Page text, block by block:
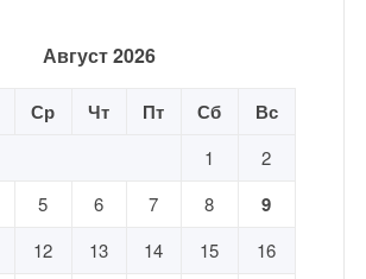
Август 2026
Ср Чт Пт Сб Вс
1
2
5 6 7 8 9
12 13 14 15
16